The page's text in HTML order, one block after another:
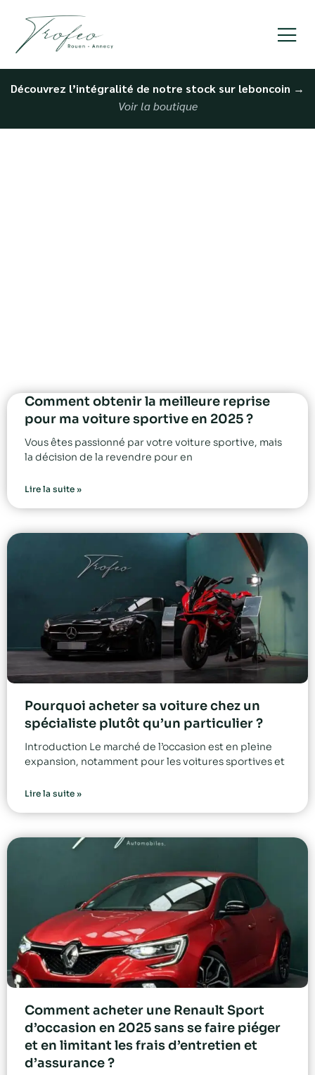
Découvrez l’intégralité de notre stock sur leboncoin →
Voir la boutique
Comment obtenir la meilleure reprise
pour ma voiture sportive en 2025 ?
Vous êtes passionné par votre voiture sportive, mais
la décision de la revendre pour en
Lire la suite »
Pourquoi acheter sa voiture chez un
spécialiste plutôt qu’un particulier ?
Introduction Le marché de l’occasion est en pleine
expansion, notamment pour les voitures sportives et
Lire la suite »
Comment acheter une Renault Sport
d’occasion en 2025 sans se faire piéger
et en limitant les frais d’entretien et
d’assurance ?